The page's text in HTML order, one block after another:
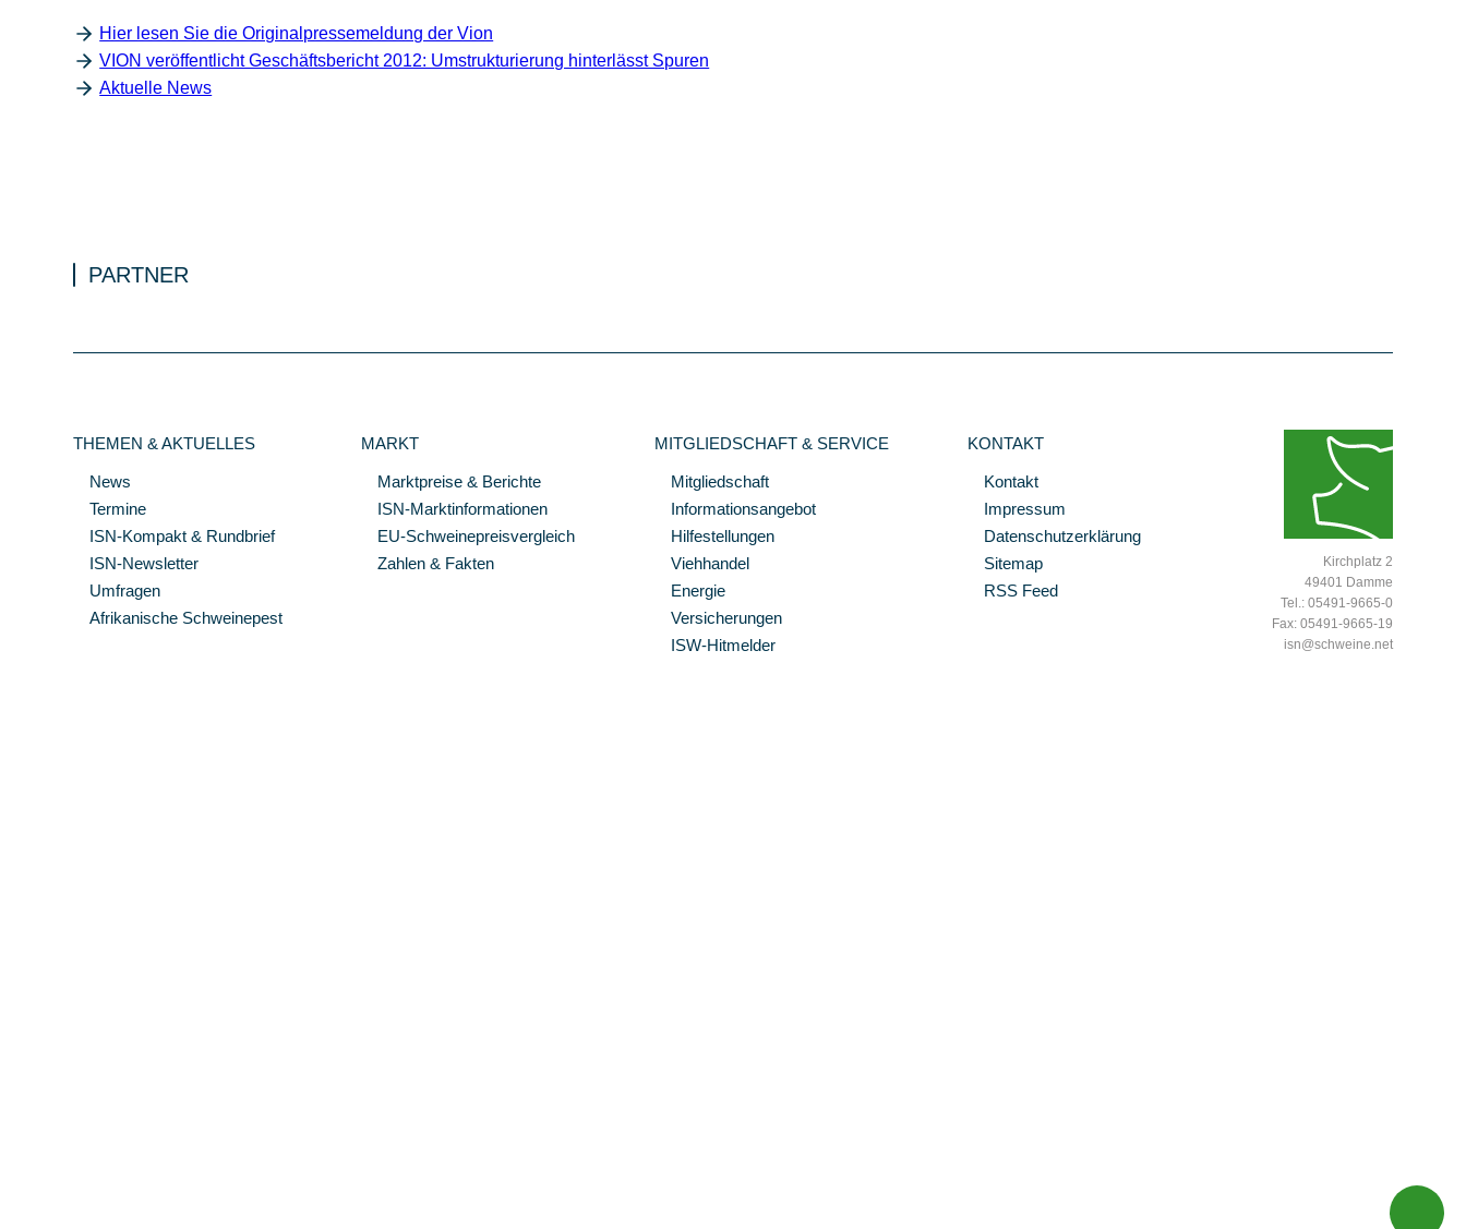
Hier lesen Sie die Originalpressemeldung der Vion
VION veröffentlicht Geschäftsbericht 2012: Umstrukturierung hinterlässt Spuren
Aktuelle News
PARTNER
THEMEN & AKTUELLES
News
Termine
ISN-Kompakt & Rundbrief
ISN-Newsletter
Umfragen
Afrikanische Schweinepest
MARKT
Marktpreise & Berichte
ISN-Marktinformationen
EU-Schweinepreisvergleich
Zahlen & Fakten
MITGLIEDSCHAFT & SERVICE
Mitgliedschaft
Informationsangebot
Hilfestellungen
Viehhandel
Energie
Versicherungen
ISW-Hitmelder
KONTAKT
Kontakt
Impressum
Datenschutzerklärung
Sitemap
RSS Feed
Kirchplatz 2
49401 Damme
Tel.: 05491-9665-0
Fax: 05491-9665-19
isn@schweine.net